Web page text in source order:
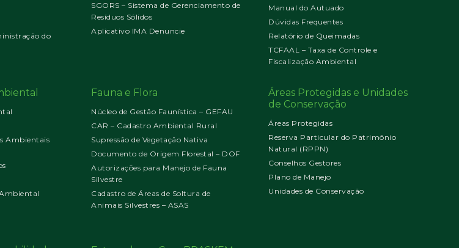
do
SGORS – Sistema de Gerenciamento de
Resíduos Sólidos
Aplicativo IMA Denuncie
Manual do Autuado
Dúvidas Frequentes
Relatório de Queimadas
TCFAAL – Taxa de Controle e
Fiscalização Ambiental
Ambientais
Fauna e Flora
Núcleo de Gestão Faunística – GEFAU
CAR – Cadastro Ambiental Rural
Supressão de Vegetação Nativa
Documento de Origem Florestal – DOF
Autorizações para Manejo de Fauna
Silvestre
Cadastro de Áreas de Soltura de
Animais Silvestres – ASAS
Áreas Protegidas e Unidades
de Conservação
Áreas Protegidas
Reserva Particular do Patrimônio
Natural (RPPN)
Conselhos Gestores
Plano de Manejo
Unidades de Conservação